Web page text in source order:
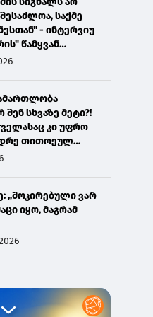
საქმე
- ინტერვიუ
წამყვან
შენ სხვაზე მეტი?!
კი უფრო
თითოეულ
„შოკირებული ვარ
იყო, მაგრამ